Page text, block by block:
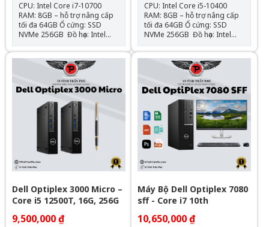
CPU: Intel Core i7-10700
RAM: 8GB – hỗ trợ nâng cấp
tối đa 64GB Ổ cứng: SSD
NVMe 256GB Đồ họa: Intel
UHD Graphics 630 (onboard)
Mainboard: Dell OEM –
Chipset H470 Cổng kết nối:
HDMI, VGA, 4x USB 3.0, 4x
USB 2.0, LAN Gigabit, Audio
combo Nguồn: Công suất
CPU: Intel Core i5-10400
RAM: 8GB – hỗ trợ nâng cấp
tối đa 64GB Ổ cứng: SSD
NVMe 256GB Đồ họa: Intel
UHD Graphics 630 (onboard)
Mainboard: Dell OEM –
Chipset H470 Cổng kết nối:
HDMI, VGA, 4x USB 3.0, 4x
USB 2.0, LAN Gigabit, Audio
combo Nguồn: Công suất
Gồm
Dell Optiplex 3000 Micro –
Core i5 12500T, 16G, 256G
9,500,000 ₫
Máy Bộ Dell Optiplex 7080
sff - Core i7 10th
10,650,000 ₫